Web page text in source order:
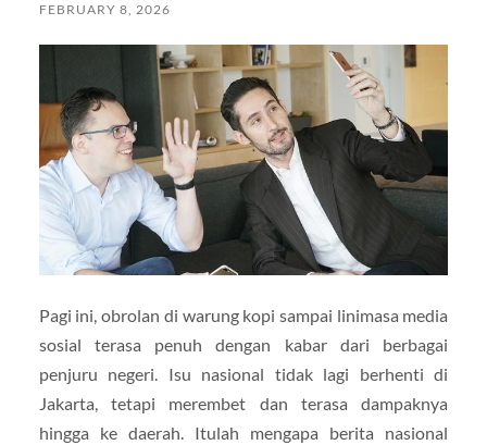
FEBRUARY 8, 2026
Pagi ini, obrolan di warung kopi sampai linimasa media
sosial terasa penuh dengan kabar dari berbagai
penjuru negeri. Isu nasional tidak lagi berhenti di
Jakarta, tetapi merembet dan terasa dampaknya
hingga ke daerah. Itulah mengapa berita nasional